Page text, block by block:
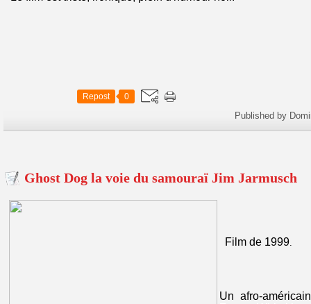
Repost 0
Published by
Ghost Dog la voie du samouraï Jim Jarmusch
Film de 1999
Un afro-